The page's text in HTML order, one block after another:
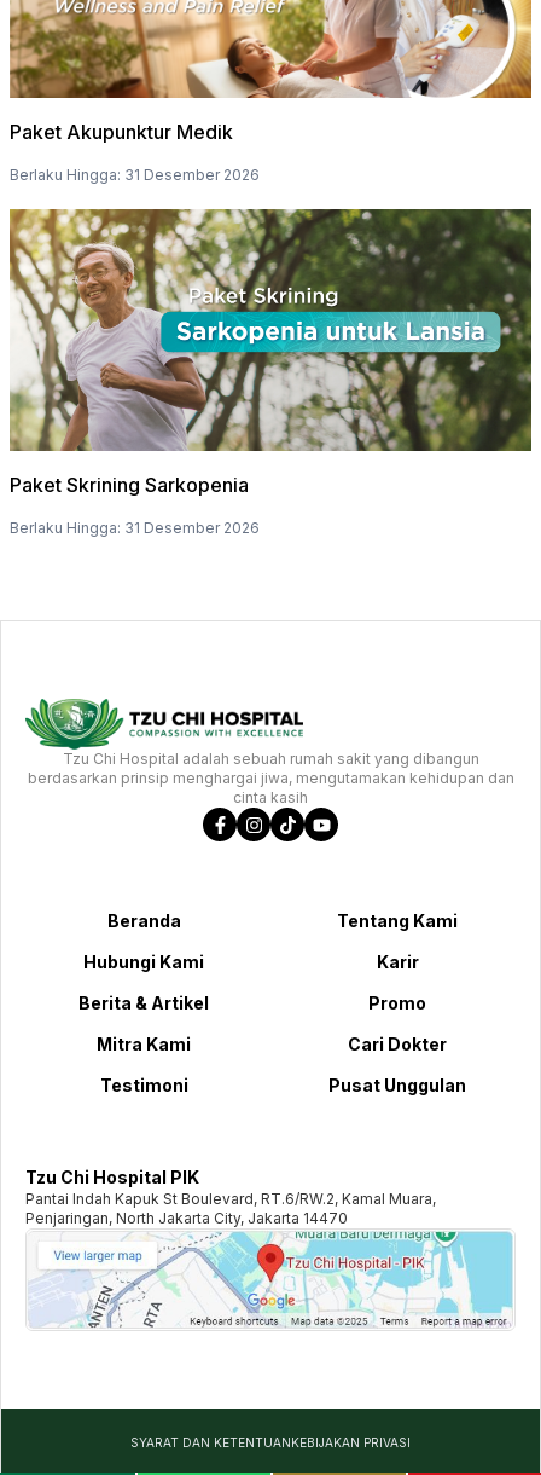
Paket Akupunktur Medik
Berlaku Hingga: 31 Desember 2026
Paket Skrining Sarkopenia
Berlaku Hingga: 31 Desember 2026
Tzu Chi Hospital adalah sebuah rumah sakit yang dibangun
berdasarkan prinsip menghargai jiwa, mengutamakan kehidupan dan
cinta kasih
Beranda
Tentang Kami
Hubungi Kami
Karir
Berita & Artikel
Promo
Mitra Kami
Cari Dokter
Testimoni
Pusat Unggulan
Tzu Chi Hospital PIK
Pantai Indah Kapuk St Boulevard, RT.6/RW.2, Kamal Muara,
Penjaringan, North Jakarta City, Jakarta 14470
SYARAT DAN KETENTUAN KEBIJAKAN PRIVASI